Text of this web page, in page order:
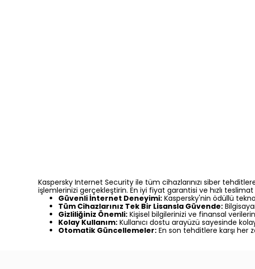
Kaspersky Internet Security ile tüm cihazlarınızı siber
işlemlerinizi gerçekleştirin. En iyi fiyat garantisi ve hızlı
Güvenli İnternet Deneyimi: Kaspersky'nin ödüllü
Tüm Cihazlarınız Tek Bir Lisansla Güvende:
Gizliliğiniz Önemli: Kişisel bilgilerinizi ve finansal
Kolay Kullanım: Kullanıcı dostu arayüzü sayesinde
Otomatik Güncellemeler: En son tehditlere karşı her